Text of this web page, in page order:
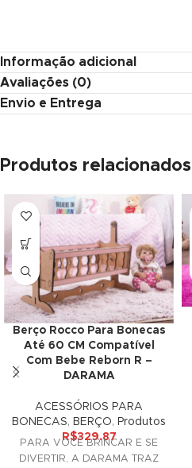
panel
satın al
panel
panel
panel
panel
panel
Informação adicional
Avaliações (0)
Envio e Entrega
Produtos relacionados
Berço Rocco Para Bonecas
Até 60 CM Compatível
Com Bebe Reborn R –
DARAMA
ACESSÓRIOS PARA
BONECAS, BERÇO, Produtos
R$329.87
PARA VOCÊ BRINCAR E SE
DIVERTIR, A DARAMA TRAZ